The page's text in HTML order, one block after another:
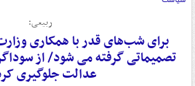
ربیعی:
برای شب‌های قدر با همکاری
تصمیماتی گرفته می شود/ از
عدالت جلوگیری